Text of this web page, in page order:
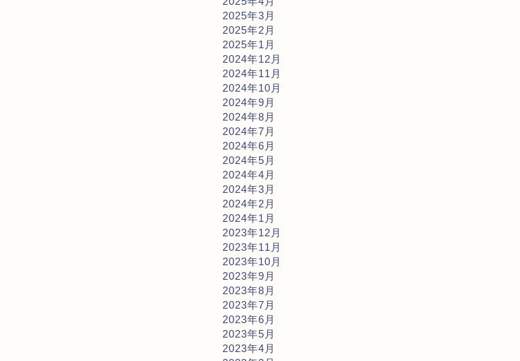
2025年3月
2025年2月
2025年1月
2024年12月
2024年11月
2024年10月
2024年9月
2024年8月
2024年7月
2024年6月
2024年5月
2024年4月
2024年3月
2024年2月
2024年1月
2023年12月
2023年11月
2023年10月
2023年9月
2023年8月
2023年7月
2023年6月
2023年5月
2023年4月